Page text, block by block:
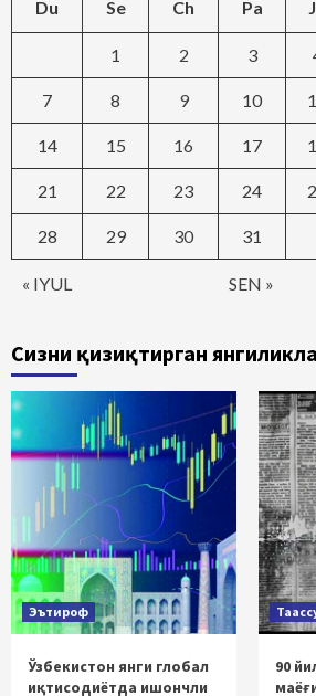
Du Se Ch Pa
« IYUL SEN »
1 2 3
7 8 9 10
14 15 16 17
21 22 23 24
28 29 30 31
Сизни қизиқтирган
Эътироф
Ўзбекистон янги глобал
иқтисодиётда ишончли
90